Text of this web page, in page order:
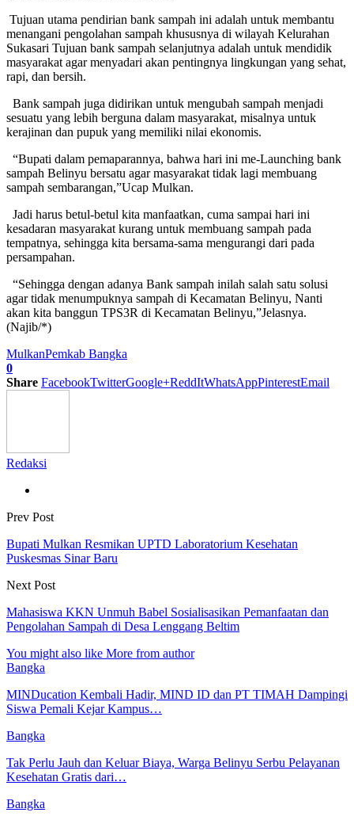
Tujuan utama pendirian bank sampah ini adalah untuk membantu
menangani pengolahan sampah khususnya di wilayah Kelurahan
Sukasari Tujuan bank sampah selanjutnya adalah untuk mendidik
masyarakat agar menyadari akan pentingnya lingkungan yang sehat,
rapi, dan bersih.
Bank sampah juga didirikan untuk mengubah sampah menjadi
sesuatu yang lebih berguna dalam masyarakat, misalnya untuk
kerajinan dan pupuk yang memiliki nilai ekonomis.
“Bupati dalam pemaparannya, bahwa hari ini me-Launching bank
sampah Belinyu bersatu agar masyarakat tidak lagi membuang
sampah sembarangan,”Ucap Mulkan.
Jadi harus betul-betul kita manfaatkan, cuma sampai hari ini
kesadaran masyarakat kurang untuk membuang sampah pada
tempatnya, sehingga kita bersama-sama mengurangi dari pada
persampahan.
“Sehingga dengan adanya Bank sampah inilah salah satu solusi
agar tidak menumpuknya sampah di Kecamatan Belinyu, Nanti
akan kita banggun TPS3R di Kecamatan Belinyu,”Jelasnya.
(Najib/*)
MulkanPemkab Bangka
0
Share FacebookTwitterGoogle+ReddItWhatsAppPinterestEmail
Redaksi
Prev Post
Bupati Mulkan Resmikan UPTD Laboratorium Kesehatan
Puskesmas Sinar Baru
Next Post
Mahasiswa KKN Unmuh Babel Sosialisasikan Pemanfaatan dan
Pengolahan Sampah di Desa Lenggang Beltim
You might also like More from author
Bangka
MINDucation Kembali Hadir, MIND ID dan PT TIMAH Dampingi
Siswa Pemali Kejar Kampus…
Bangka
Tak Perlu Jauh dan Keluar Biaya, Warga Belinyu Serbu Pelayanan
Kesehatan Gratis dari…
Bangka